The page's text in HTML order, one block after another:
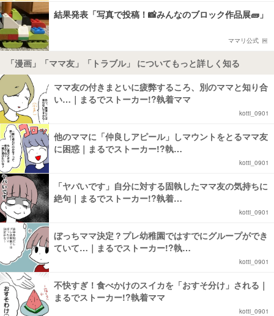
結果発表「写真で投稿！📸みんなのブロック作品展🧱」
ママリ公式
「漫画」「ママ友」「トラブル」 についてもっと詳しく知る
ママ友の付きまといに疲弊するころ、別のママと知り合
い…｜まるでストーカー!?執着ママ
kotti_0901
他のママに「仲良しアピール」しマウントをとるママ友
に困惑｜まるでストーカー!?執…
kotti_0901
「ヤバいです」自分に対する固執したママ友の気持ちに
絶句｜まるでストーカー!?執着…
kotti_0901
ぼっちママ決定？プレ幼稚園ではすでにグループができ
ていて…｜まるでストーカー!?執…
kotti_0901
不快すぎ！食べかけのスイカを「おすそ分け」される｜
まるでストーカー!?執着ママ
kotti_0901